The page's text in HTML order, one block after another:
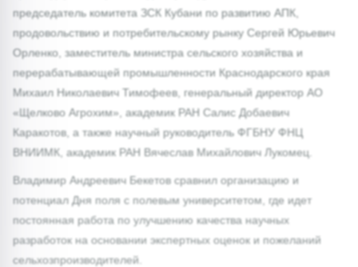
председатель комитета ЗСК Кубани по развитию АПК,
продовольствию и потребительскому рынку Сергей Юрьевич
Орленко, заместитель министра сельского хозяйства и
перерабатывающей промышленности Краснодарского края
Михаил Николаевич Тимофеев, генеральный директор АО
«Щелково Агрохим», академик РАН Салис Добаевич
Каракотов, а также научный руководитель ФГБНУ ФНЦ
ВНИИМК, академик РАН Вячеслав Михайлович Лукомец.
Владимир Андреевич Бекетов сравнил организацию и
потенциал Дня поля с полевым университетом, где идет
постоянная работа по улучшению качества научных
разработок на основании экспертных оценок и пожеланий
сельхозпроизводителей.